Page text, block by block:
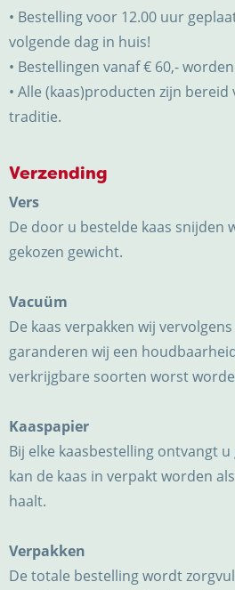
• Bestelling voor 12.00 uur
volgende dag in huis!
• Bestellingen vanaf € 60,-
• Alle (kaas)producten zijn
traditie.
Verzending
Vers
De door u bestelde kaas snijden
gekozen gewicht.
Vacuüm
De kaas verpakken wij
garanderen wij een
verkrijgbare soorten worst
Kaaspapier
Bij elke kaasbestelling ontvangt
kan de kaas in verpakt worden
haalt.
Verpakken
De totale bestelling wordt